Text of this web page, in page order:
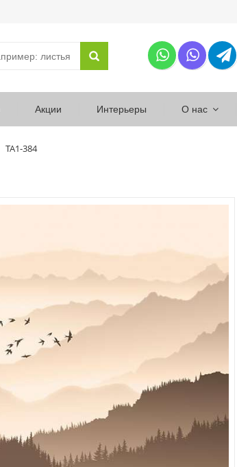
Акции Интерьеры О нас
ТА1-384